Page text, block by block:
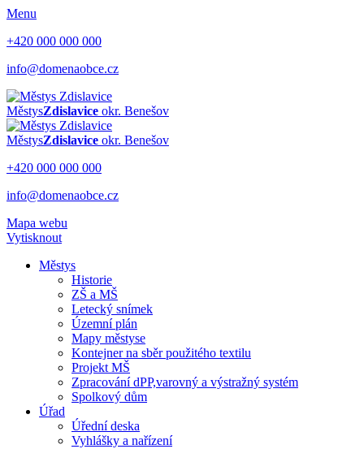
Menu
+420 000 000 000
info@domenaobce.cz
MěstysZdislavice okr. Benešov
MěstysZdislavice okr. Benešov
+420 000 000 000
info@domenaobce.cz
Mapa webu
Vytisknout
Městys
Historie
ZŠ a MŠ
Letecký snímek
Územní plán
Mapy městyse
Kontejner na sběr použitého textilu
Projekt MŠ
Zpracování dPP,varovný a výstražný systém
Spolkový dům
Úřad
Úřední deska
Vyhlášky a nařízení